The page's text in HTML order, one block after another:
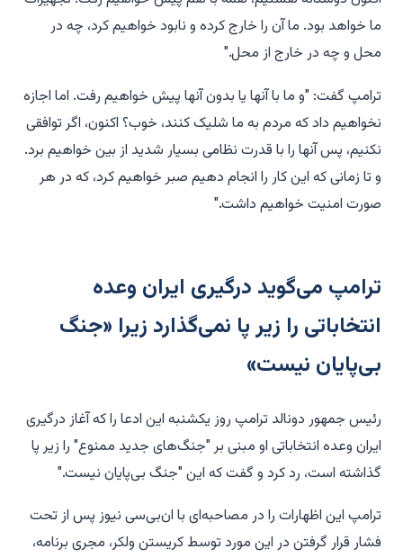
ما خواهد بود. ما آن را خارج کرده و نابود خواهیم کرد، چه در
محل و چه در خارج از محل."
ترامپ گفت: "و ما با آنها یا بدون آنها پیش خواهیم رفت. اما اجازه
نخواهیم داد که مردم به ما شلیک کنند، خوب؟ اکنون، اگر توافقی
نکنیم، پس آنها را با قدرت نظامی بسیار شدید از بین خواهیم برد.
و تا زمانی که این کار را انجام دهیم صبر خواهیم کرد، که در هر
صورت امنیت خواهیم داشت."
ترامپ می‌گوید درگیری ایران وعده
انتخاباتی را زیر پا نمی‌گذارد زیرا «جنگ
بی‌پایان نیست»
رئیس جمهور دونالد ترامپ روز یکشنبه این ادعا را که آغاز درگیری
ایران وعده انتخاباتی او مبنی بر "جنگ‌های جدید ممنوع" را زیر پا
گذاشته است، رد کرد و گفت که این "جنگ بی‌پایان نیست."
ترامپ این اظهارات را در مصاحبه‌ای با ان‌بی‌سی نیوز پس از تحت
فشار قرار گرفتن در این مورد توسط کریستن ولکر، مجری برنامه،